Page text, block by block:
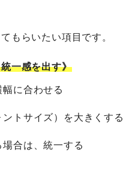
もらいたい項目です。
一感を出す》
に合わせる
トサイズ）を大きくする
合は、統一する